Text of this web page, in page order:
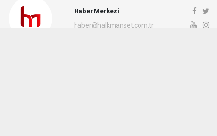
Haber Merkezi
haber@halkmanset.com.tr